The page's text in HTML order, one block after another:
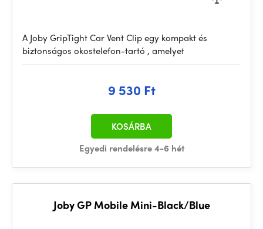
A Joby GripTight Car Vent Clip egy kompakt és
biztonságos okostelefon-tartó , amelyet
9 530 Ft
Egyedi rendelésre 4-6 hét
KOSÁRBA
Joby GP Mobile Mini-Black/Blue